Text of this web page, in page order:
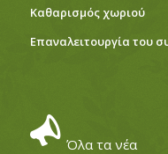
Καθαρισμός χωριού
Eπαναλειτουργία του
Όλα τα νέα